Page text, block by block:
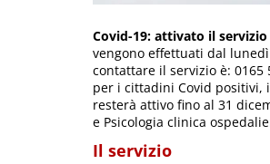
Covid-19: attivato il
vengono effettuati dal
contattare il servizio è: 0165
per i cittadini Covid positivi,
resterà attivo fino al 31
e Psicologia clinica
Il servizio